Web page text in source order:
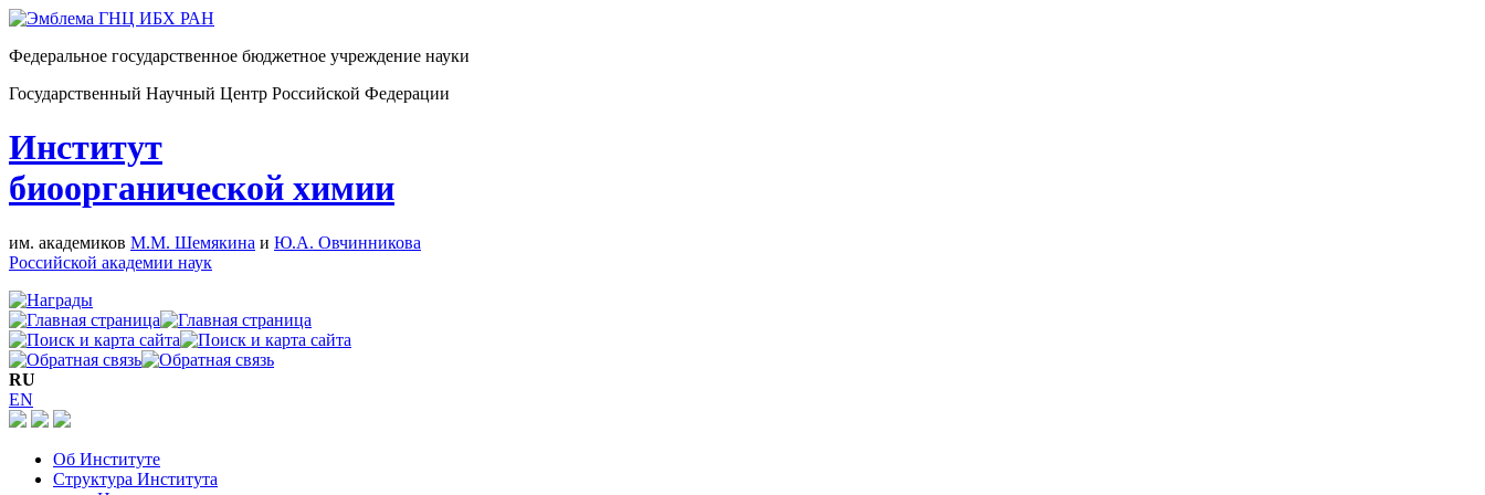
Федеральное государственное бюджетное учреждение науки
Государственный Научный Центр Российской Федерации
Институт
биоорганической химии
им. академиков М.М. Шемякина и Ю.А. Овчинникова
Российской академии наук
RU
EN
Об Институте
Структура Института